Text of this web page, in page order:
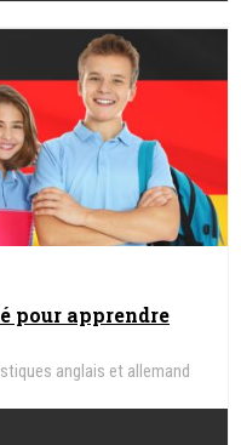
pour apprendre
anglais et allemand